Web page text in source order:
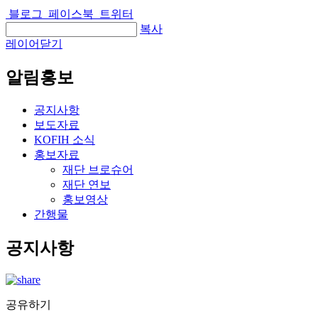
블로그 페이스북
트위터
복사
레이어닫기
알림홍보
공지사항
보도자료
KOFIH 소식
홍보자료
재단 브로슈어
재단 연보
홍보영상
간행물
공지사항
공유하기